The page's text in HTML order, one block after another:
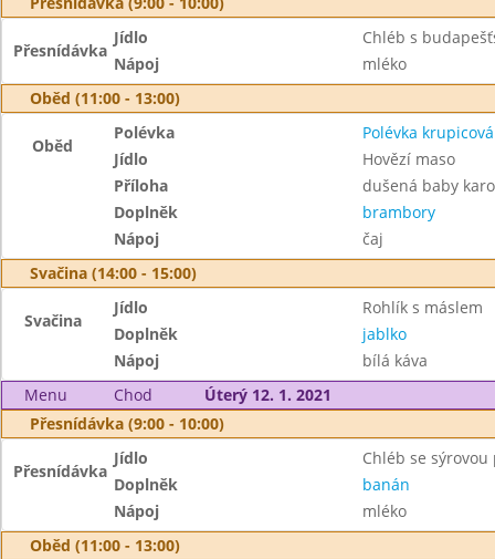
Přesnídávka
Jídlo
Chléb s
Nápoj
mléko
Oběd (11:00 - 13:00)
Oběd
Polévka
Polévka
Jídlo
Hovězí maso
Příloha
dušená baby
Doplněk
brambory
Nápoj
čaj
Svačina (14:00 - 15:00)
Svačina
Jídlo
Rohlík s máslem
Doplněk
jablko
Nápoj
bílá káva
Menu
Chod
Úterý 12. 1. 2021
Přesnídávka (9:00 - 10:00)
Přesnídávka
Jídlo
Chléb se
Doplněk
banán
Nápoj
mléko
Oběd (11:00 - 13:00)